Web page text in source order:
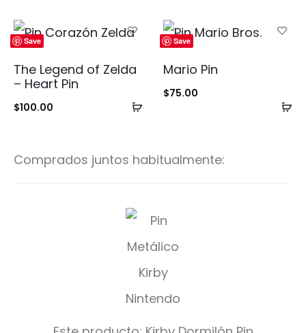
carrito
Save
Añadir
The Legend of Zelda
– Heart Pin
$100.00
Save
Mario Pin
$75.00
Comprados juntos habitualmente:
K
i
r
b